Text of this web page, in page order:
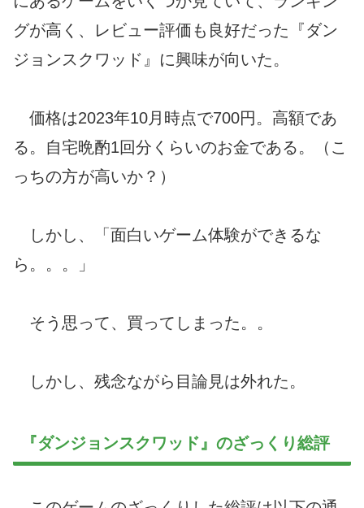
グが高く、レビュー評価も良好だった『ダン
ジョンスクワッド』に興味が向いた。
価格は2023年10月時点で700円。高額であ
る。自宅晩酌1回分くらいのお金である。（こ
っちの方が高いか？）
しかし、「面白いゲーム体験ができるな
ら。。。」
そう思って、買ってしまった。。
しかし、残念ながら目論見は外れた。
『ダンジョンスクワッド』のざっくり総評